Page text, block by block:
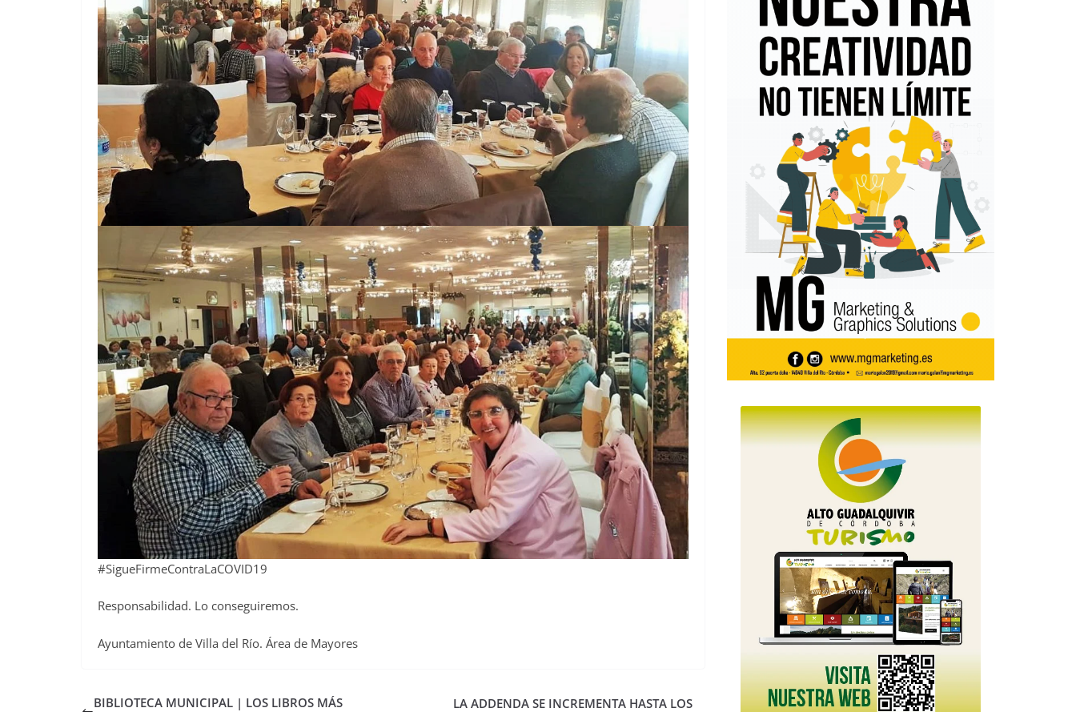
#SigueFirmeContraLaCOVID19
Responsabilidad. Lo conseguiremos.
Ayuntamiento de Villa del Río. Área de Mayores
BIBLIOTECA MUNICIPAL | LOS LIBROS MÁS
LA ADDENDA SE INCREMENTA HASTA LOS